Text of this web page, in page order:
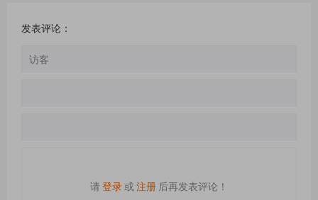
发表评论：
请登录或注册 后再发表评论！